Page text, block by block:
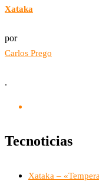
Xataka
por
Carlos Prego
.
Tecnoticias
Xataka –